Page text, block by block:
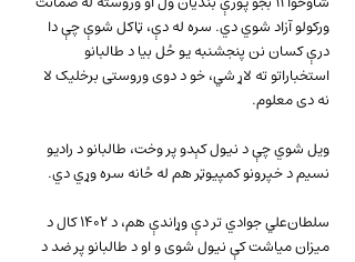
ورکولو آزاد شوي دي. سره له دې، ټاکل شوې چې دا
درې کسان نن پنجشنبه یو ځل بیا د طالبانو
استخباراتو ته لاړ شي، خو د دوی وروستی برخلیک لا
نه دی معلوم.
ویل شوي چې د نیول کېدو پر وخت، طالبانو د رادیو
نسیم د خپرونو کمپیوټر هم له ځانه سره وړي دي.
سلطان‌علي جوادي تر دې وړاندې هم، د ۱۴۰۲ کال د
میزان میاشت کې نیول شوی و او د طالبانو پر ضد د